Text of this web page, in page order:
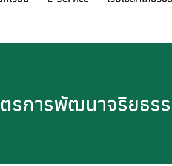
รการพัฒนาจริยธร